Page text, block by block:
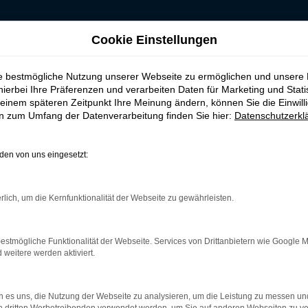
Osnabrück
leasen,
in Osnabrück
und ist ganz sicher das passende Fahrzeug für Sie. Der
eine herausragende Ausstattung und eine enorme
als EU-Import sowie als Gebraucht- oder Jahreswagen.
sind. Wir beraten Sie gerne und stehen Ihnen für all
Cookie Einstellungen
bestmögliche Nutzung unserer Webseite zu ermöglichen und unsere
Ihre Präferenzen und verarbeiten Daten für Marketing und
späteren Zeitpunkt Ihre Meinung ändern, können Sie die
zum Umfang der Datenverarbeitung finden Sie hier:
von uns eingesetzt:
um die Kernfunktionalität der Webseite zu gewährleisten.
Funktionalität der Webseite. Services von Drittanbietern wie Google
weitere werden aktiviert.
es uns, die Nutzung der Webseite zu analysieren, um die Leistung zu messen